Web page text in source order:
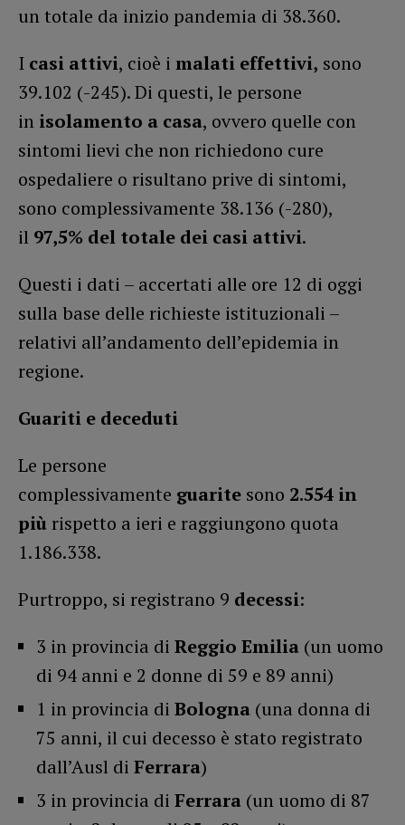
un totale da inizio pandemia di 38.360.
I casi attivi, cioè i malati effettivi, sono
39.102 (-245). Di questi, le persone
in isolamento a casa, ovvero quelle con
sintomi lievi che non richiedono cure
ospedaliere o risultano prive di sintomi,
sono complessivamente 38.136 (-280),
il 97,5% del totale dei casi attivi.
Questi i dati – accertati alle ore 12 di oggi
sulla base delle richieste istituzionali –
relativi all’andamento dell’epidemia in
regione.
Guariti e deceduti
Le persone
complessivamente guarite sono 2.554 in
più rispetto a ieri e raggiungono quota
1.186.338.
Purtroppo, si registrano 9 decessi:
3 in provincia di Reggio Emilia (un uomo
di 94 anni e 2 donne di 59 e 89 anni)
1 in provincia di Bologna (una donna di
75 anni, il cui decesso è stato registrato
dall’Ausl di Ferrara)
3 in provincia di Ferrara (un uomo di 87